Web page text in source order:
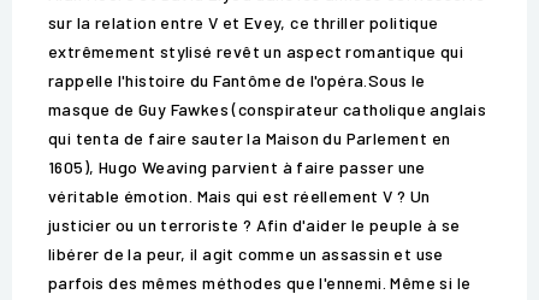
sur la relation entre V et Evey, ce thriller politique
extrêmement stylisé revêt un aspect romantique qui
rappelle l'histoire du Fantôme de l'opéra.Sous le
masque de Guy Fawkes (conspirateur catholique anglais
qui tenta de faire sauter la Maison du Parlement en
1605), Hugo Weaving parvient à faire passer une
véritable émotion. Mais qui est réellement V ? Un
justicier ou un terroriste ? Afin d'aider le peuple à se
libérer de la peur, il agit comme un assassin et use
parfois des mêmes méthodes que l'ennemi. Même si le